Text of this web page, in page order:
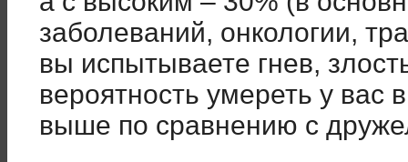
заболеваний, онкологии,
вы испытываете гнев,
вероятность умереть у вас
выше по сравнению с